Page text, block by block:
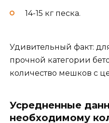
14-15 кг песка.
Удивительный факт:
прочной категории
количество мешков с
Усредненные
необходимому